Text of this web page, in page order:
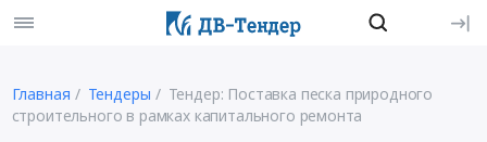
Главная Тендеры
Тендер: Поставка песка природного
строительного в рамках капитального ремонта